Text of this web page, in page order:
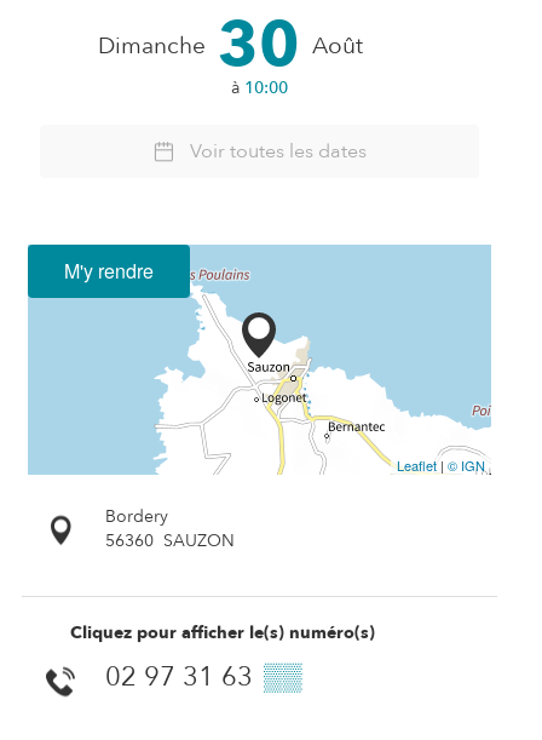
Dimanche 30 Août
à 10:00
Voir toutes les dates
M'y rendre
Leaflet | © IGN
Bordery
56360 SAUZON
Cliquez pour afficher le(s) numéro(s)
02 97 31 63 ▒▒